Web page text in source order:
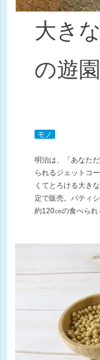
大き
の遊
モノ
明治は、「あなた
られるジェットコ
くてとろける大き
定で販売。パティ
約120㎝の食べられ